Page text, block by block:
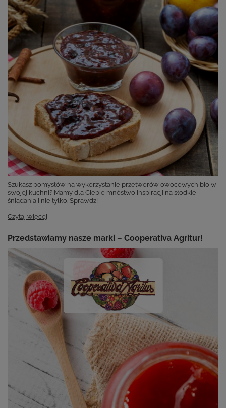
Szukasz pomysłów na wykorzystanie przetworów owocowych bio w
swojej kuchni? Mamy dla Ciebie mnóstwo inspiracji na słodkie
śniadania i nie tylko. Sprawdź!
Czytaj więcej
Przedstawiamy nasze marki – Cooperativa Agritur!